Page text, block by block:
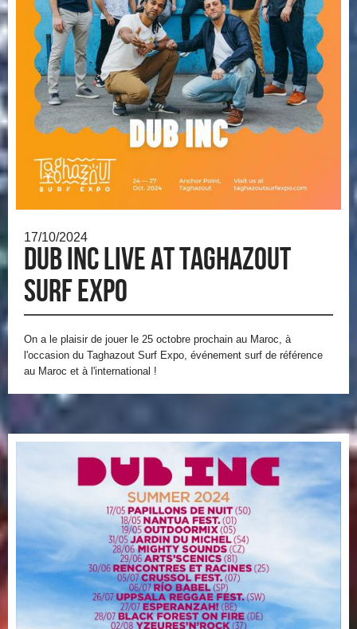
17/10/2024
Dub inc live at Taghazout
Surf Expo
On a le plaisir de jouer le 25 octobre prochain au Maroc, à
l'occasion du Taghazout Surf Expo, événement surf de référence
au Maroc et à l'international !